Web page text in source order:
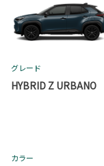
グレード
HYBRID Z URBANO
カラー